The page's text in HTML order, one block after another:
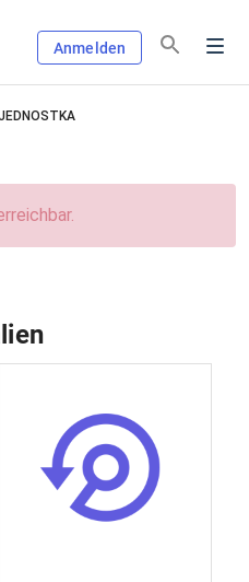
Anmelden